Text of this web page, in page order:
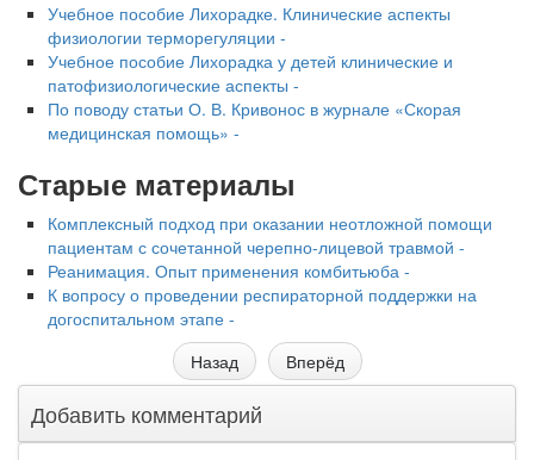
Учебное пособие Лихорадке. Клинические аспекты
физиологии терморегуляции -
Учебное пособие Лихорадка у детей клинические и
патофизиологические аспекты -
По поводу статьи О. В. Кривонос в журнале «Скорая
медицинская помощь» -
Старые материалы
Комплексный подход при оказании неотложной помощи
пациентам с сочетанной черепно-лицевой травмой -
Реанимация. Опыт применения комбитьюба -
К вопросу о проведении респираторной поддержки на
догоспитальном этапе -
Назад
Вперёд
Добавить комментарий